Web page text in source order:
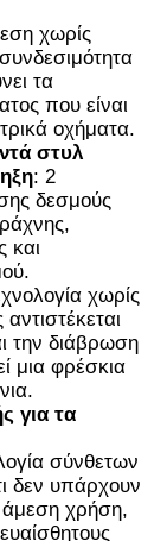
χωρίς
τα
που είναι
οχήματα.
στυλ
: 2
δεσμούς
και
χωρίς
την διάβρωση
μια φρέσκια
για τα
σύνθετων
δεν υπάρχουν
άμεση χρήση,